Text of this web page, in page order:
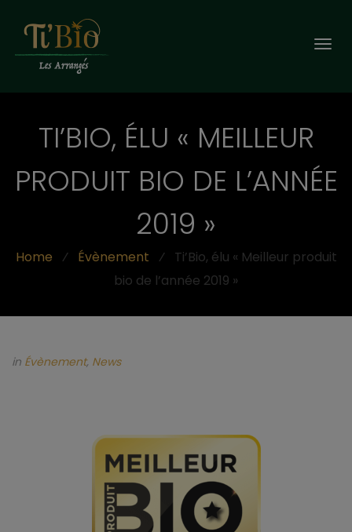
TI’BIO, ÉLU « MEILLEUR
PRODUIT BIO DE L’ANNÉE
2019 »
Home ⁄ Évènement ⁄ Ti’Bio, élu « Meilleur produit
bio de l’année 2019 »
in Évènement, News